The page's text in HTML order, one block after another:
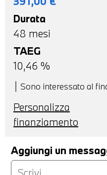
Durata
48 mesi
TAEG
10,46 %
Sono interessato al
Personalizza
finanziamento
Aggiungi un